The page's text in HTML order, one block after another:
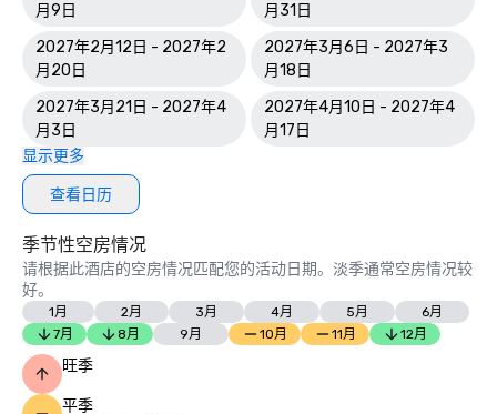
月9日
月31日
2027年2月12日 - 2027年2
月20日
2027年3月6日 - 2027年3
月18日
2027年3月21日 - 2027年4
月3日
2027年4月10日 - 2027年4
月17日
显示更多
查看日历
季节性空房情况
请根据此酒店的空房情况匹配您的活动日期。淡季通常空房情况较
好。
1月 2月 3月 4月 5月
6月
7月
8月 9月 10月 11月 12月
旺季
平季